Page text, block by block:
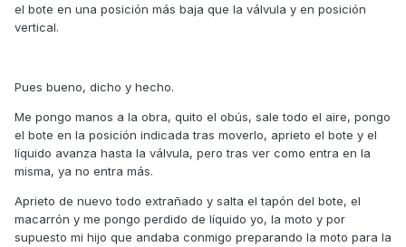
el bote en una posición más baja que la válvula y en posición
vertical.
Pues bueno, dicho y hecho.
Me pongo manos a la obra, quito el obús, sale todo el aire, pongo
el bote en la posición indicada tras moverlo, aprieto el bote y el
líquido avanza hasta la válvula, pero tras ver como entra en la
misma, ya no entra más.
Aprieto de nuevo todo extrañado y salta el tapón del bote, el
macarrón y me pongo perdido de líquido yo, la moto y por
supuesto mi hijo que andaba conmigo preparando la moto para la